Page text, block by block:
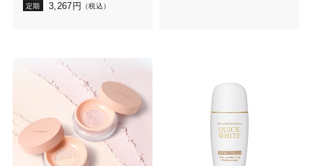
定期 3,267 円 （税込）